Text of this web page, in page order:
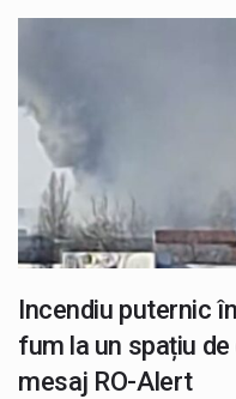
Incendiu puternic
fum la un spațiu
mesaj RO-Alert